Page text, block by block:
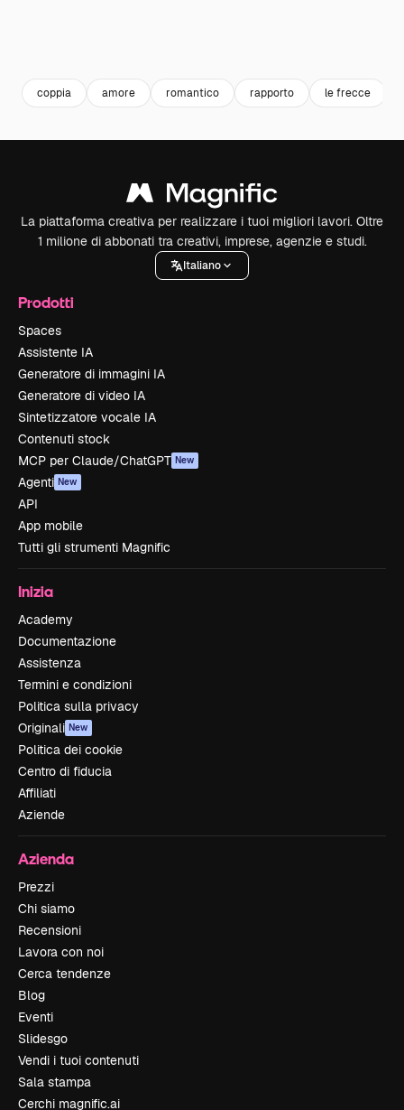
coppia amore romantico rapporto le frecce
La piattaforma creativa per realizzare i tuoi migliori lavori. Oltre
1 milione di abbonati tra creativi, imprese, agenzie e studi.
Italiano
Prodotti
Spaces
Assistente IA
Generatore di immagini IA
Generatore di video IA
Sintetizzatore vocale IA
Contenuti stock
MCP per Claude/ChatGPT New
Agenti New
API
App mobile
Tutti gli strumenti Magnific
Inizia
Academy
Documentazione
Assistenza
Termini e condizioni
Politica sulla privacy
Originali New
Politica dei cookie
Centro di fiducia
Affiliati
Aziende
Azienda
Prezzi
Chi siamo
Recensioni
Lavora con noi
Cerca tendenze
Blog
Eventi
Slidesgo
Vendi i tuoi contenuti
Sala stampa
Cerchi magnific.ai